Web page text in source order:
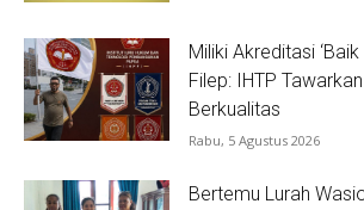
Miliki Akreditasi
Filep: IHTP
Berkualitas
Rabu, 5 Agustus 2026
Bertemu Lurah